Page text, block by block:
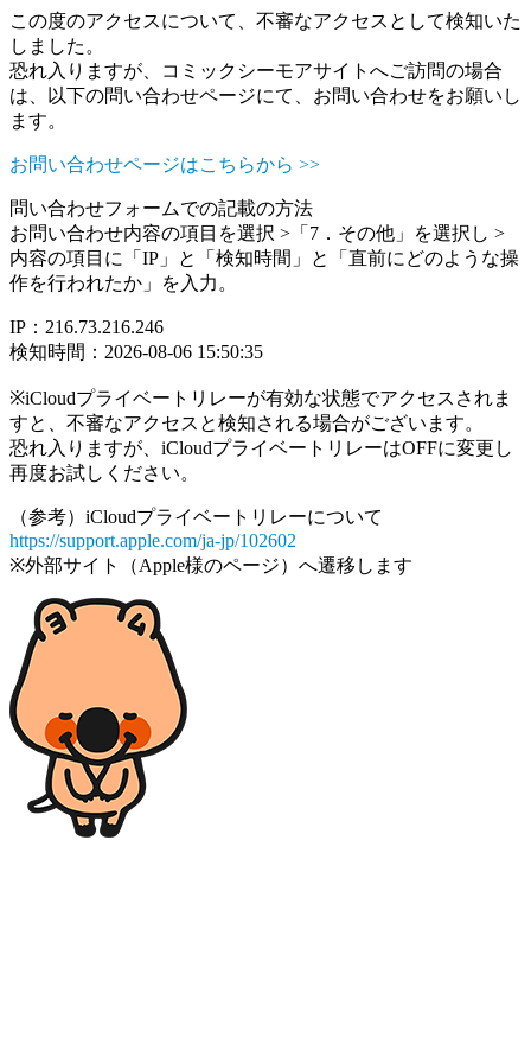
この度のアクセスについて、不審なアクセスとして検知いた
しました。
恐れ入りますが、コミックシーモアサイトへご訪問の場合
は、以下の問い合わせページにて、お問い合わせをお願いし
ます。
お問い合わせページはこちらから >>
問い合わせフォームでの記載の方法
お問い合わせ内容の項目を選択 >「7．その他」を選択し >
内容の項目に「IP」と「検知時間」と「直前にどのような操
作を行われたか」を入力。
IP：216.73.216.246
検知時間：2026-08-06 15:50:35
※iCloudプライベートリレーが有効な状態でアクセスされま
すと、不審なアクセスと検知される場合がございます。
恐れ入りますが、iCloudプライベートリレーはOFFに変更し
再度お試しください。
（参考）iCloudプライベートリレーについて
https://support.apple.com/ja-jp/102602
※外部サイト（Apple様のページ）へ遷移します